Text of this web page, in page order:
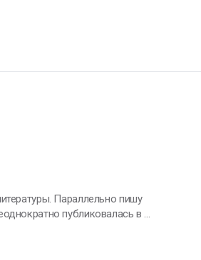
пишу
публиковалась в «